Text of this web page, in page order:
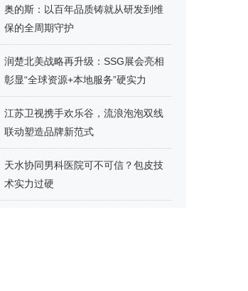
奥的斯：以百年品质铸就从研发到维
保的全周期守护
润楚北美战略再升级：SSG展会亮相
彰显“全球资源+本地服务”硬实力
江苏卫视携手欢乐谷，流浪泡泡双线
联动塑造品牌新范式
天水协同男科医院可不可信？包皮技
术实力过硬